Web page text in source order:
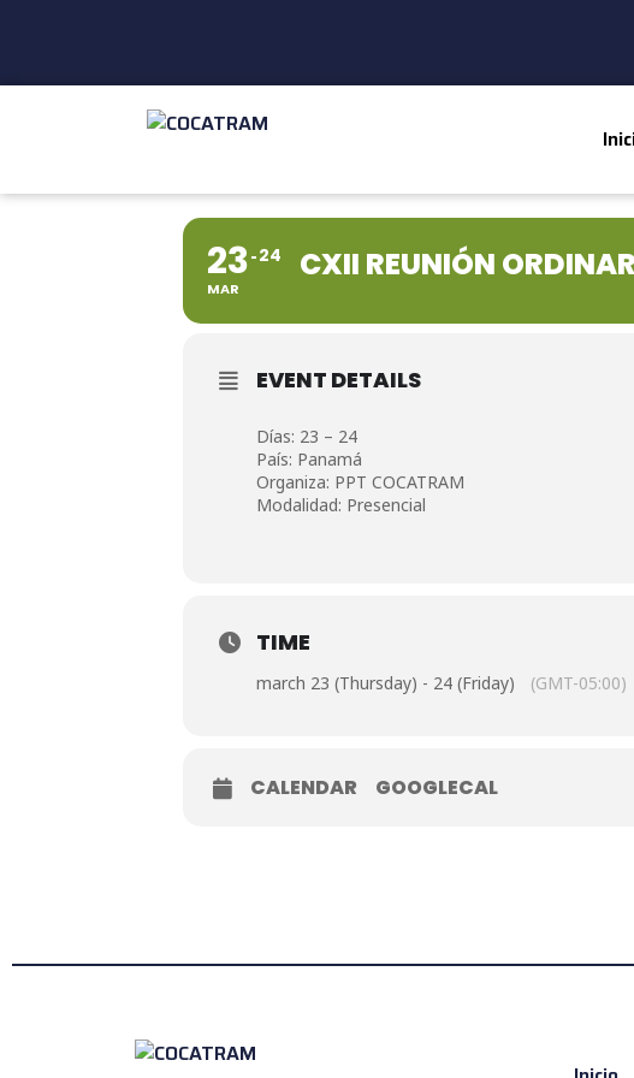
23
MAR
24 CXII REUNIÓN
EVENT DETAILS
Días: 23 – 24
País: Panamá
Organiza: PPT COCATRAM
Modalidad: Presencial
TIME
march 23 (Thursday) - 24 (Friday) (GMT-05:00)
CALENDAR GOOGLECAL